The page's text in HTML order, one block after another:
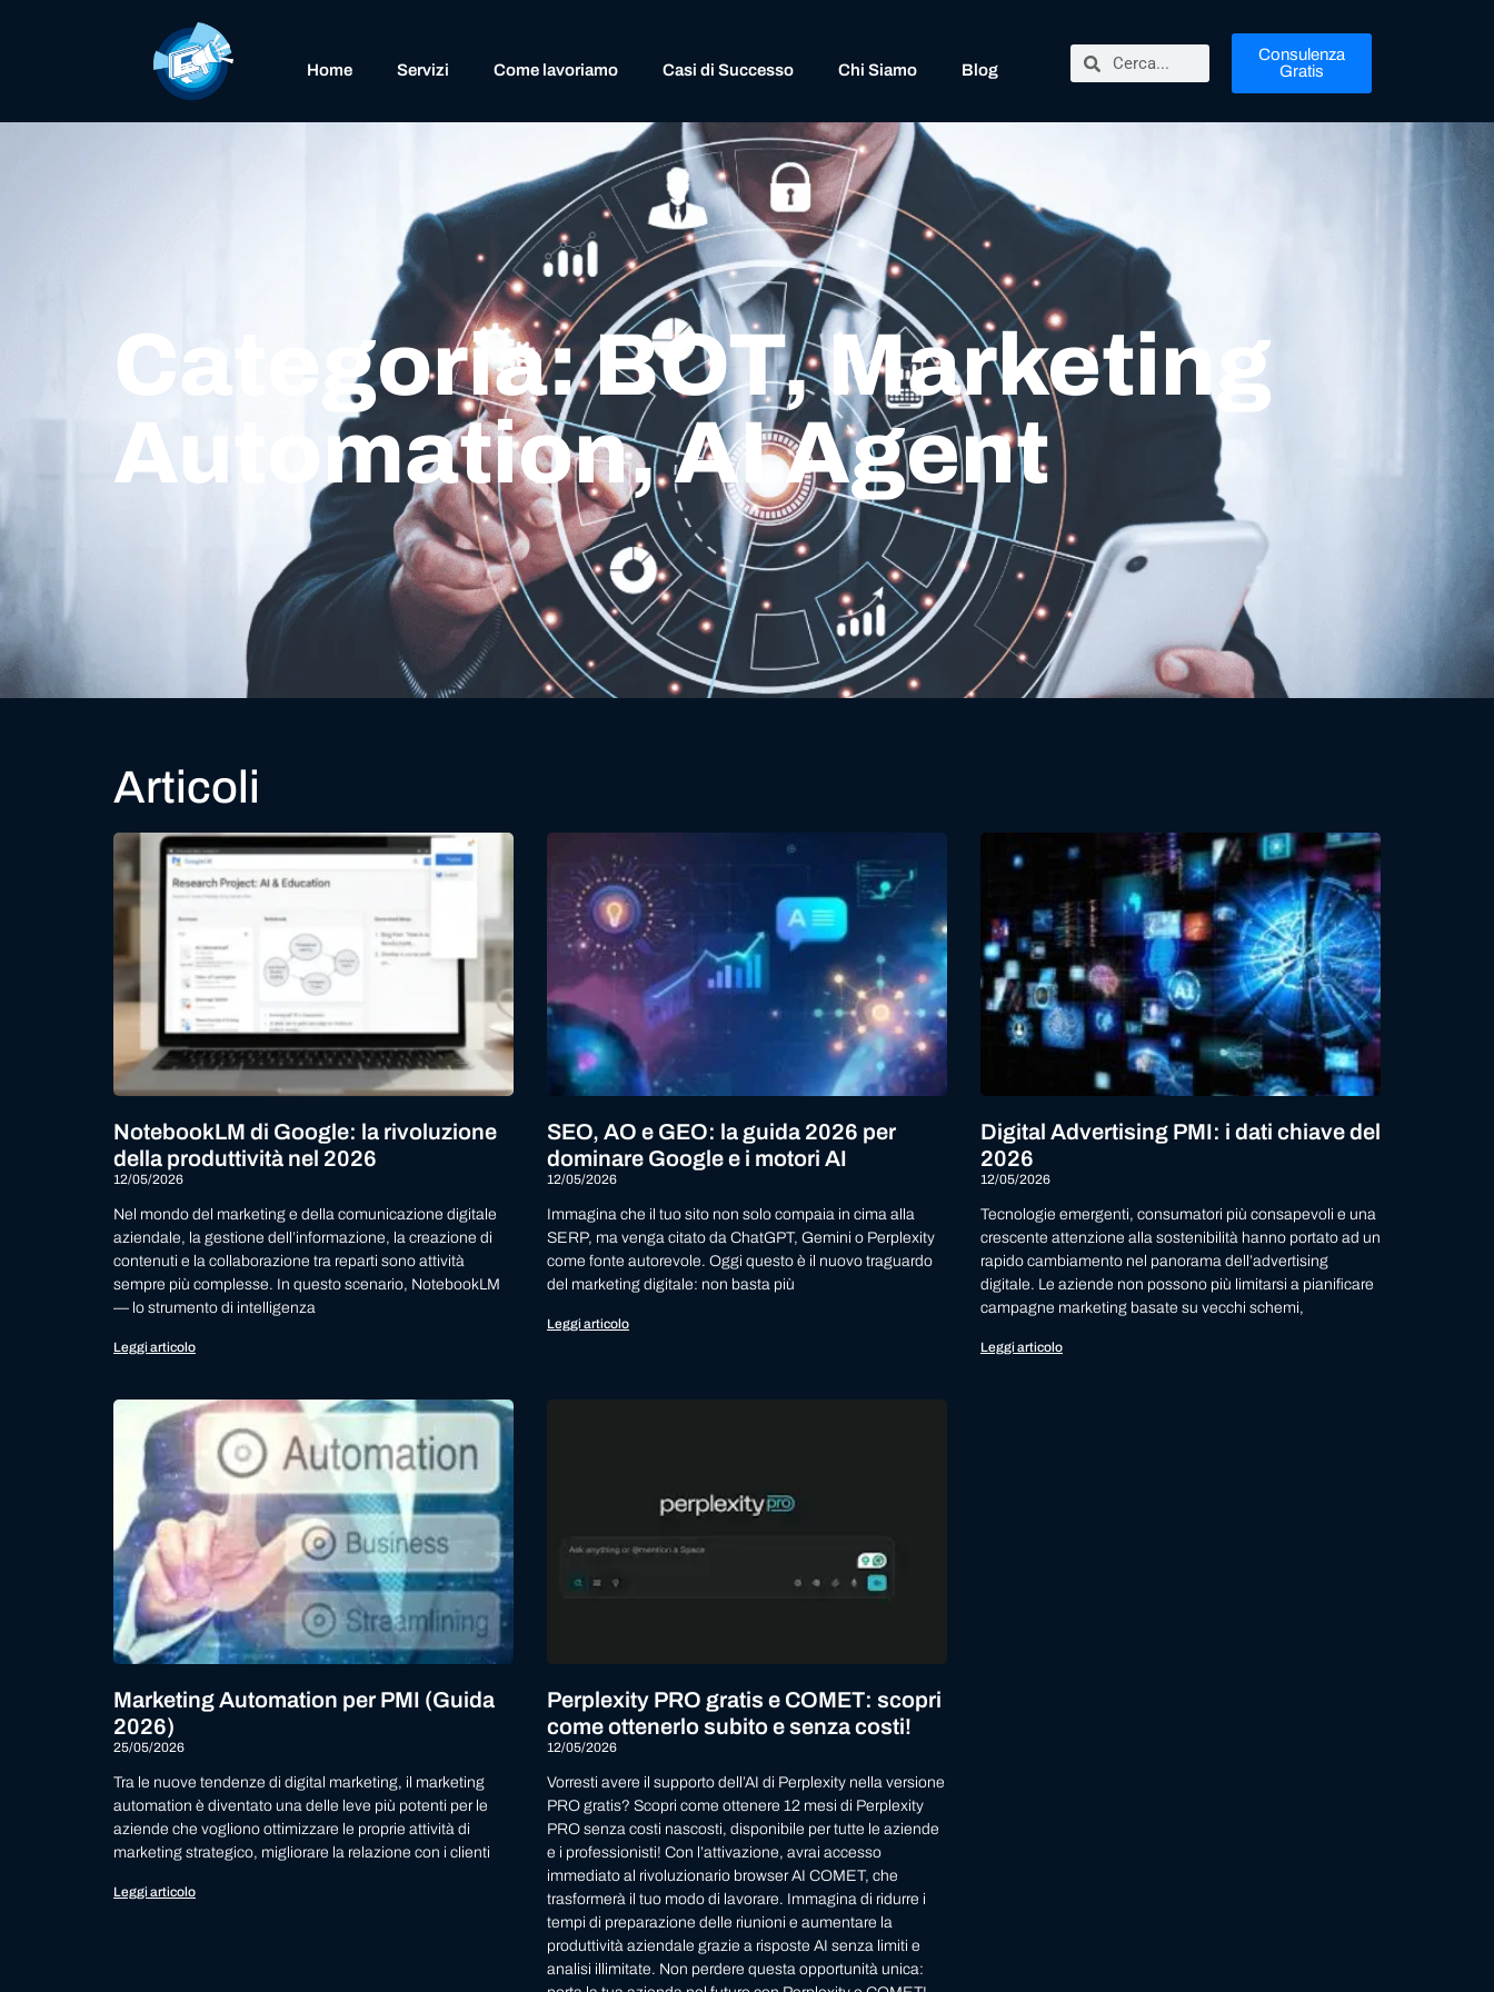
Home Servizi Come lavoriamo Casi di Successo Chi Siamo Blog
Consulenza
Gratis
Categoria: BOT, Marketing
Automation, AI Agent
Articoli
NotebookLM di Google: la rivoluzione
della produttività nel 2026
12/05/2026
Nel mondo del marketing e della comunicazione digitale
aziendale, la gestione dell’informazione, la creazione di
contenuti e la collaborazione tra reparti sono attività
sempre più complesse. In questo scenario, NotebookLM
— lo strumento di intelligenza
Leggi articolo
SEO, AO e GEO: la guida 2026 per
dominare Google e i motori AI
12/05/2026
Immagina che il tuo sito non solo compaia in cima alla
SERP, ma venga citato da ChatGPT, Gemini o Perplexity
come fonte autorevole. Oggi questo è il nuovo traguardo
del marketing digitale: non basta più
Leggi articolo
Digital Advertising PMI: i dati chiave del
2026
12/05/2026
Tecnologie emergenti, consumatori più consapevoli e una
crescente attenzione alla sostenibilità hanno portato ad un
rapido cambiamento nel panorama dell’advertising
digitale. Le aziende non possono più limitarsi a pianificare
campagne marketing basate su vecchi schemi,
Leggi articolo
Marketing Automation per PMI (Guida
2026)
25/05/2026
Tra le nuove tendenze di digital marketing, il marketing
automation è diventato una delle leve più potenti per le
aziende che vogliono ottimizzare le proprie attività di
marketing strategico, migliorare la relazione con i clienti
Leggi articolo
Perplexity PRO gratis e COMET: scopri
come ottenerlo subito e senza costi!
12/05/2026
Vorresti avere il supporto dell’AI di Perplexity nella versione
PRO gratis? Scopri come ottenere 12 mesi di Perplexity
PRO senza costi nascosti, disponibile per tutte le aziende
e i professionisti! Con l’attivazione, avrai accesso
immediato al rivoluzionario browser AI COMET, che
trasformerà il tuo modo di lavorare. Immagina di ridurre i
tempi di preparazione delle riunioni e aumentare la
produttività aziendale grazie a risposte AI senza limiti e
analisi illimitate. Non perdere questa opportunità unica: